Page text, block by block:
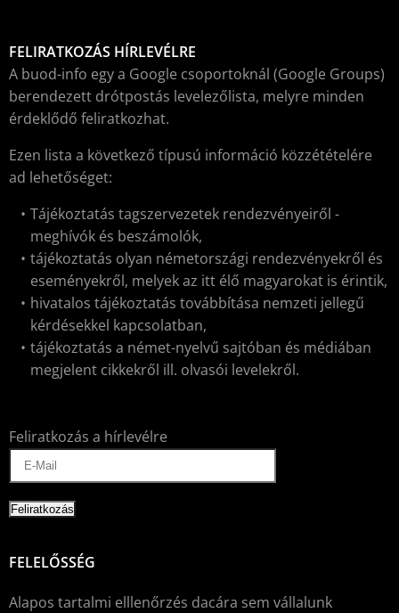
FELIRATKOZÁS HÍRLEVÉLRE
A buod-info egy a Google csoportoknál (Google Groups)
berendezett drótpostás levelezőlista, melyre minden
érdeklődő feliratkozhat.
Ezen lista a következő típusú információ közzétételére
ad lehetőséget:
Tájékoztatás tagszervezetek rendezvényeiről -
meghívók és beszámolók,
tájékoztatás olyan németországi rendezvényekről és
eseményekről, melyek az itt élő magyarokat is érintik,
hivatalos tájékoztatás továbbítása nemzeti jellegű
kérdésekkel kapcsolatban,
tájékoztatás a német-nyelvű sajtóban és médiában
megjelent cikkekről ill. olvasói levelekről.
Feliratkozás a hírlevélre
FELELŐSSÉG
Alapos tartalmi elllenőrzés dacára sem vállalunk